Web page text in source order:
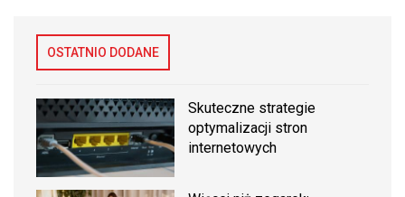
OSTATNIO DODANE
Skuteczne strategie
optymalizacji stron
internetowych